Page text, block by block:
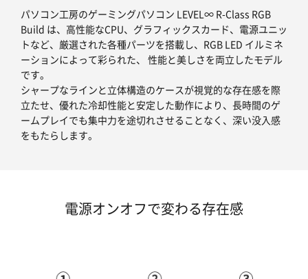
パソコン工房のゲーミングパソコン LEVEL∞ R-Class RGB
Build は、高性能なCPU、グラフィックスカード、電源ユニッ
トなど、厳選された各種パーツを搭載し、RGB LED イルミネ
ーションによって彩られた、 性能と美しさを両立したモデル
です。
シャープなラインと立体構造のケースが視覚的な存在感を際
立たせ、優れた冷却性能と安定した動作により、長時間のゲ
ームプレイでも集中力を途切れさせることなく、深い没入感
をもたらします。
電源オンオフで変わる存在感